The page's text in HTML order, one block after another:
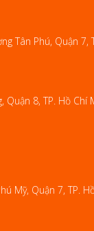
Tân Phú, Quận 7,
8, TP. Hồ Chí
Mỹ, Quận 7, TP.